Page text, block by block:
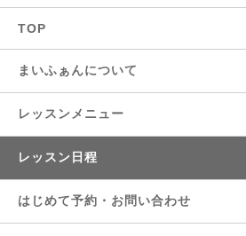
TOP
まいふぁんについて
レッスンメニュー
レッスン日程
はじめて予約・お問い合わせ